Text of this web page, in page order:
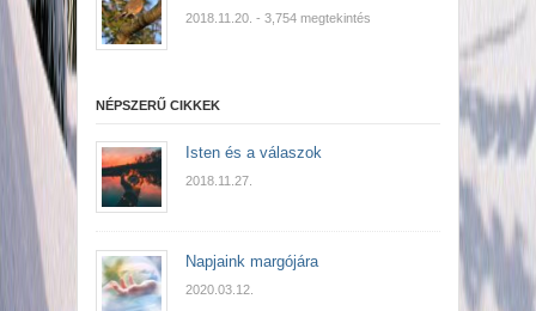
2018.11.20. - 3,754 megtekintés
NÉPSZERŰ CIKKEK
Isten és a válaszok
2018.11.27.
Napjaink margójára
2020.03.12.